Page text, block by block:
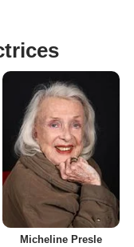
Micheline Presle